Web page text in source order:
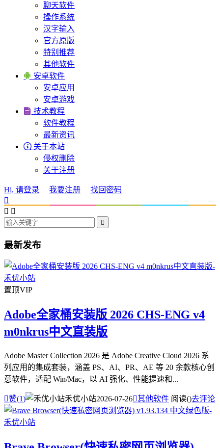
聊天软件
操作系统
汉字输入
官方原版
特别推荐
其他软件
 安卓软件
安卓应用
安卓游戏
 技术教程
软件教程
最新资讯
 关于本站
侵权删除
关于注册
Hi, 请登录 我要注册
找回密码

 

最新发布
置顶VIP
Adobe全家桶安装版 2026 CHS-ENG v4
m0nkrus中文直装版
Adobe Master Collection 2026 是 Adobe Creative Cloud 2026 系
列应用的集成套装，涵盖 PS、AI、PR、AE 等 20 余款核心创
意软件，适配 Win/Mac，以 AI 强化、性能提速和...
赞(1) 禾优小站2026-07-26其他软件 阅读()去评论